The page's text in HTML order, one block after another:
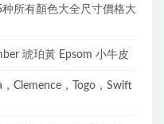
所有顏色大全尺寸價格大
琥珀黃 Epsom 小牛皮
Clemence，Togo，Swift